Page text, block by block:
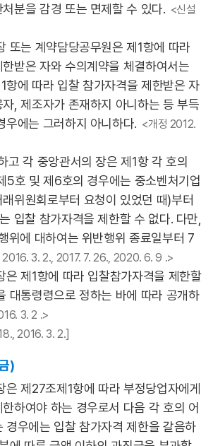
분을 감경 또는 면제할 수 있다. <신설
또는 계약담당공무원은 제1항에 따라
받은 자와 수의계약을 체결하여서는
항에 따라 입찰 참가자격을 제한받은 자
, 제조자가 존재하지 아니하는 등 부득
우에는 그러하지 아니하다. <개정 2012.
고 각 중앙관서의 장은 제1항 각 호의
5호 및 제6호의 경우에는 중소벤처기업
위원회로부터 요청이 있었던 때)부터
입찰 참가자격을 제한할 수 없다. 다만,
위에 대하여는 위반행위 종료일부터 7
2016. 3. 2., 2017. 7. 26., 2020. 6. 9 .>
제1항에 따라 입찰참가자격을 제한할
대통령령으로 정하는 바에 따라 공개하
3. 2 .>
2016. 3. 2.]
)
제27조제1항에 따라 부정당업자에게
하여야 하는 경우로서 다음 각 호의 어
경우에는 입찰 참가자격 제한을 갈음하